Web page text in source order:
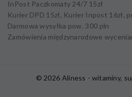
InPost Paczkomaty 24/7 15zł
Kurier DPD 15zł, Kurier Inpost 16zł,
Darmowa wysyłka pow.300 pln
Zamówienia międzynarodowe
© 2026 Aliness - witaminy,